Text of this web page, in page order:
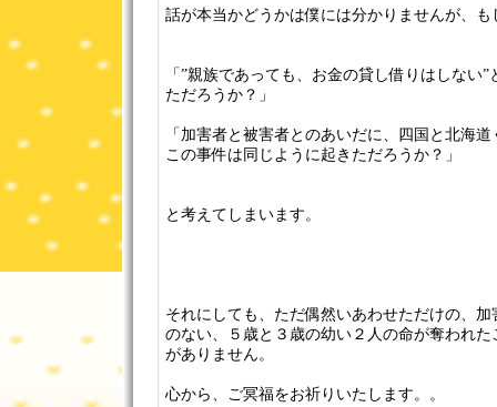
話が本当かどうかは僕には分かりませんが、
「”親族であっても、お金の貸し借りはしない
ただろうか？」
「加害者と被害者とのあいだに、四国と北海
この事件は同じように起きただろうか？」
と考えてしまいます。
それにしても、ただ偶然いあわせただけの、
のない、５歳と３歳の幼い２人の命が奪われ
がありません。
心から、ご冥福をお祈りいたします。。